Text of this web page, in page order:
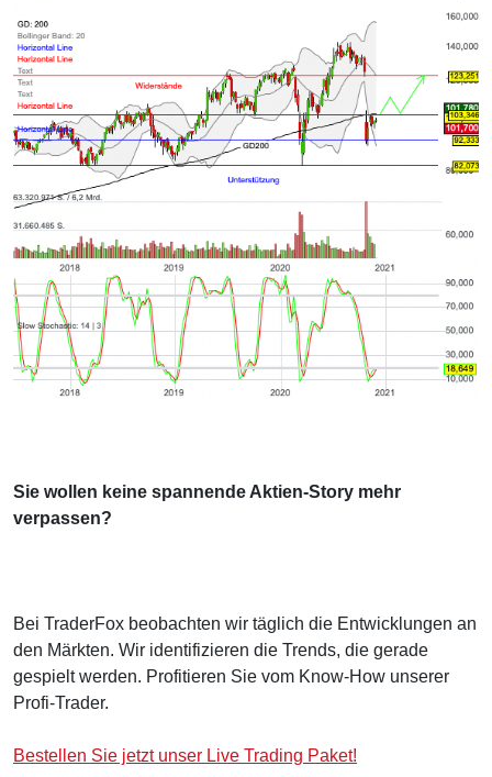
Sie wollen keine spannende Aktien-Story mehr
verpassen?
Bei TraderFox beobachten wir täglich die Entwicklungen an
den Märkten. Wir identifizieren die Trends, die gerade
gespielt werden. Profitieren Sie vom Know-How unserer
Profi-Trader.
Bestellen Sie jetzt unser Live Trading Paket!